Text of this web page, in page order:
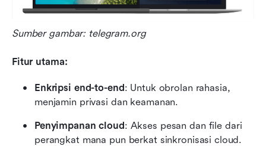
Sumber gambar: telegram.org
Fitur utama:
Enkripsi end-to-end: Untuk obrolan rahasia,
menjamin privasi dan keamanan.
Penyimpanan cloud: Akses pesan dan file dari
perangkat mana pun berkat sinkronisasi cloud.